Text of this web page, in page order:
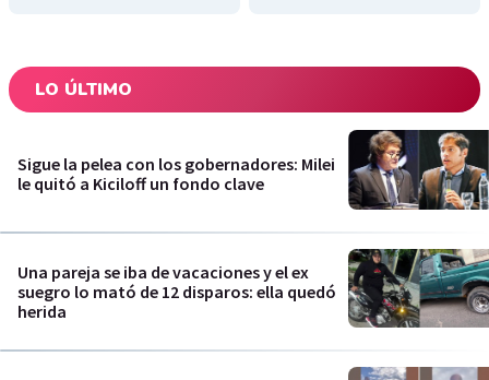
LO ÚLTIMO
Sigue la pelea con los gobernadores: Milei
le quitó a Kiciloff un fondo clave
Una pareja se iba de vacaciones y el ex
suegro lo mató de 12 disparos: ella quedó
herida